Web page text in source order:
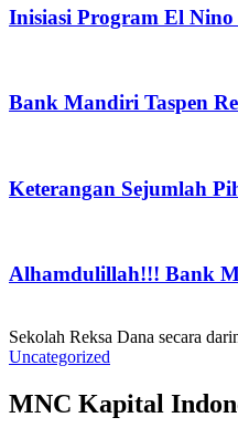
Inisiasi Program El
Bank Mandiri Taspen
Keterangan Sejumlah
Alhamdulillah!!! Bank
Sekolah Reksa Dana secara
Uncategorized
MNC Kapital